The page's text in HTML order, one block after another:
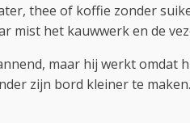
thee of koffie zonder
mist het kauwwerk en de
maar hij werkt omdat
zijn bord kleiner te